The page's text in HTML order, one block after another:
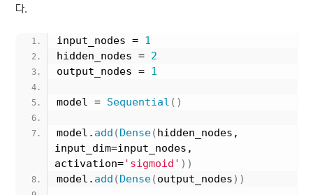
다.
input_nodes = 1
hidden_nodes = 2
output_nodes = 1
model = Sequential ()
model. add (Dense(hidden_nodes,
input_dim=input_nodes,
activation='sigmoid' ))
model. add (Dense(output_nodes))